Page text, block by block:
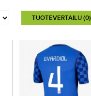
TUOTEVERTAILU (0)